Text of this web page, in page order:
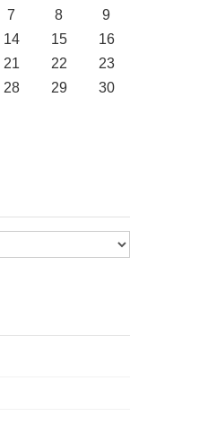
7 8
9
14 15
16
21 22
23
28 29
30